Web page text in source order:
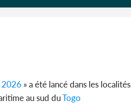
» a été lancé dans les
au sud duTogo